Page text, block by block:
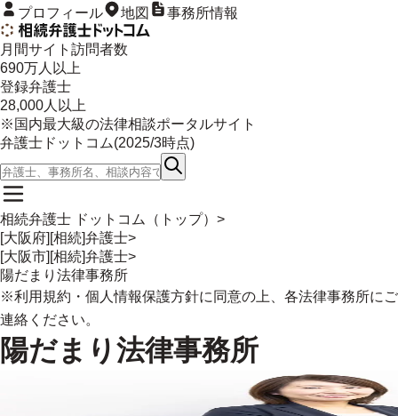
プロフィール 地図 事務所情報
月間サイト訪問者数
690万人以上
登録弁護士
28,000人以上
※国内最大級の法律相談ポータルサイト
弁護士ドットコム(2025/3時点)
相続弁護士 ドットコム（トップ） >
[大阪府][相続]弁護士>
[大阪市][相続]弁護士>
陽だまり法律事務所
※利用規約 ・ 個人情報保護方針に同意の上、各法律事務所にご
連絡ください。
陽だまり法律事務所